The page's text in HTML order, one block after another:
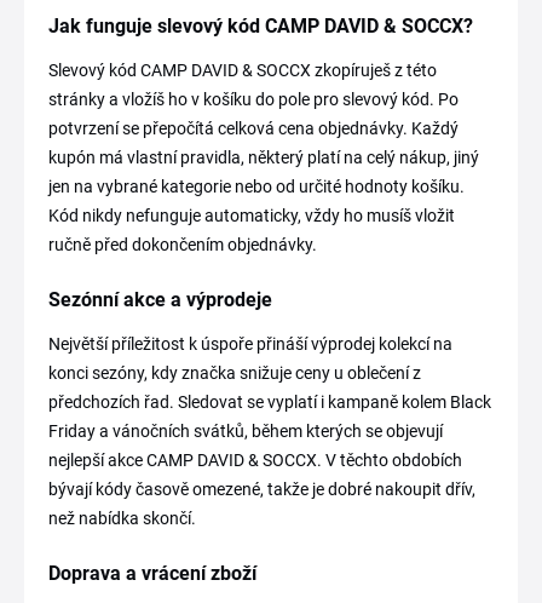
Jak funguje slevový kód CAMP DAVID & SOCCX?
Slevový kód CAMP DAVID & SOCCX zkopíruješ z této
stránky a vložíš ho v košíku do pole pro slevový kód. Po
potvrzení se přepočítá celková cena objednávky. Každý
kupón má vlastní pravidla, některý platí na celý nákup, jiný
jen na vybrané kategorie nebo od určité hodnoty košíku.
Kód nikdy nefunguje automaticky, vždy ho musíš vložit
ručně před dokončením objednávky.
Sezónní akce a výprodeje
Největší příležitost k úspoře přináší výprodej kolekcí na
konci sezóny, kdy značka snižuje ceny u oblečení z
předchozích řad. Sledovat se vyplatí i kampaně kolem Black
Friday a vánočních svátků, během kterých se objevují
nejlepší akce CAMP DAVID & SOCCX. V těchto obdobích
bývají kódy časově omezené, takže je dobré nakoupit dřív,
než nabídka skončí.
Doprava a vrácení zboží